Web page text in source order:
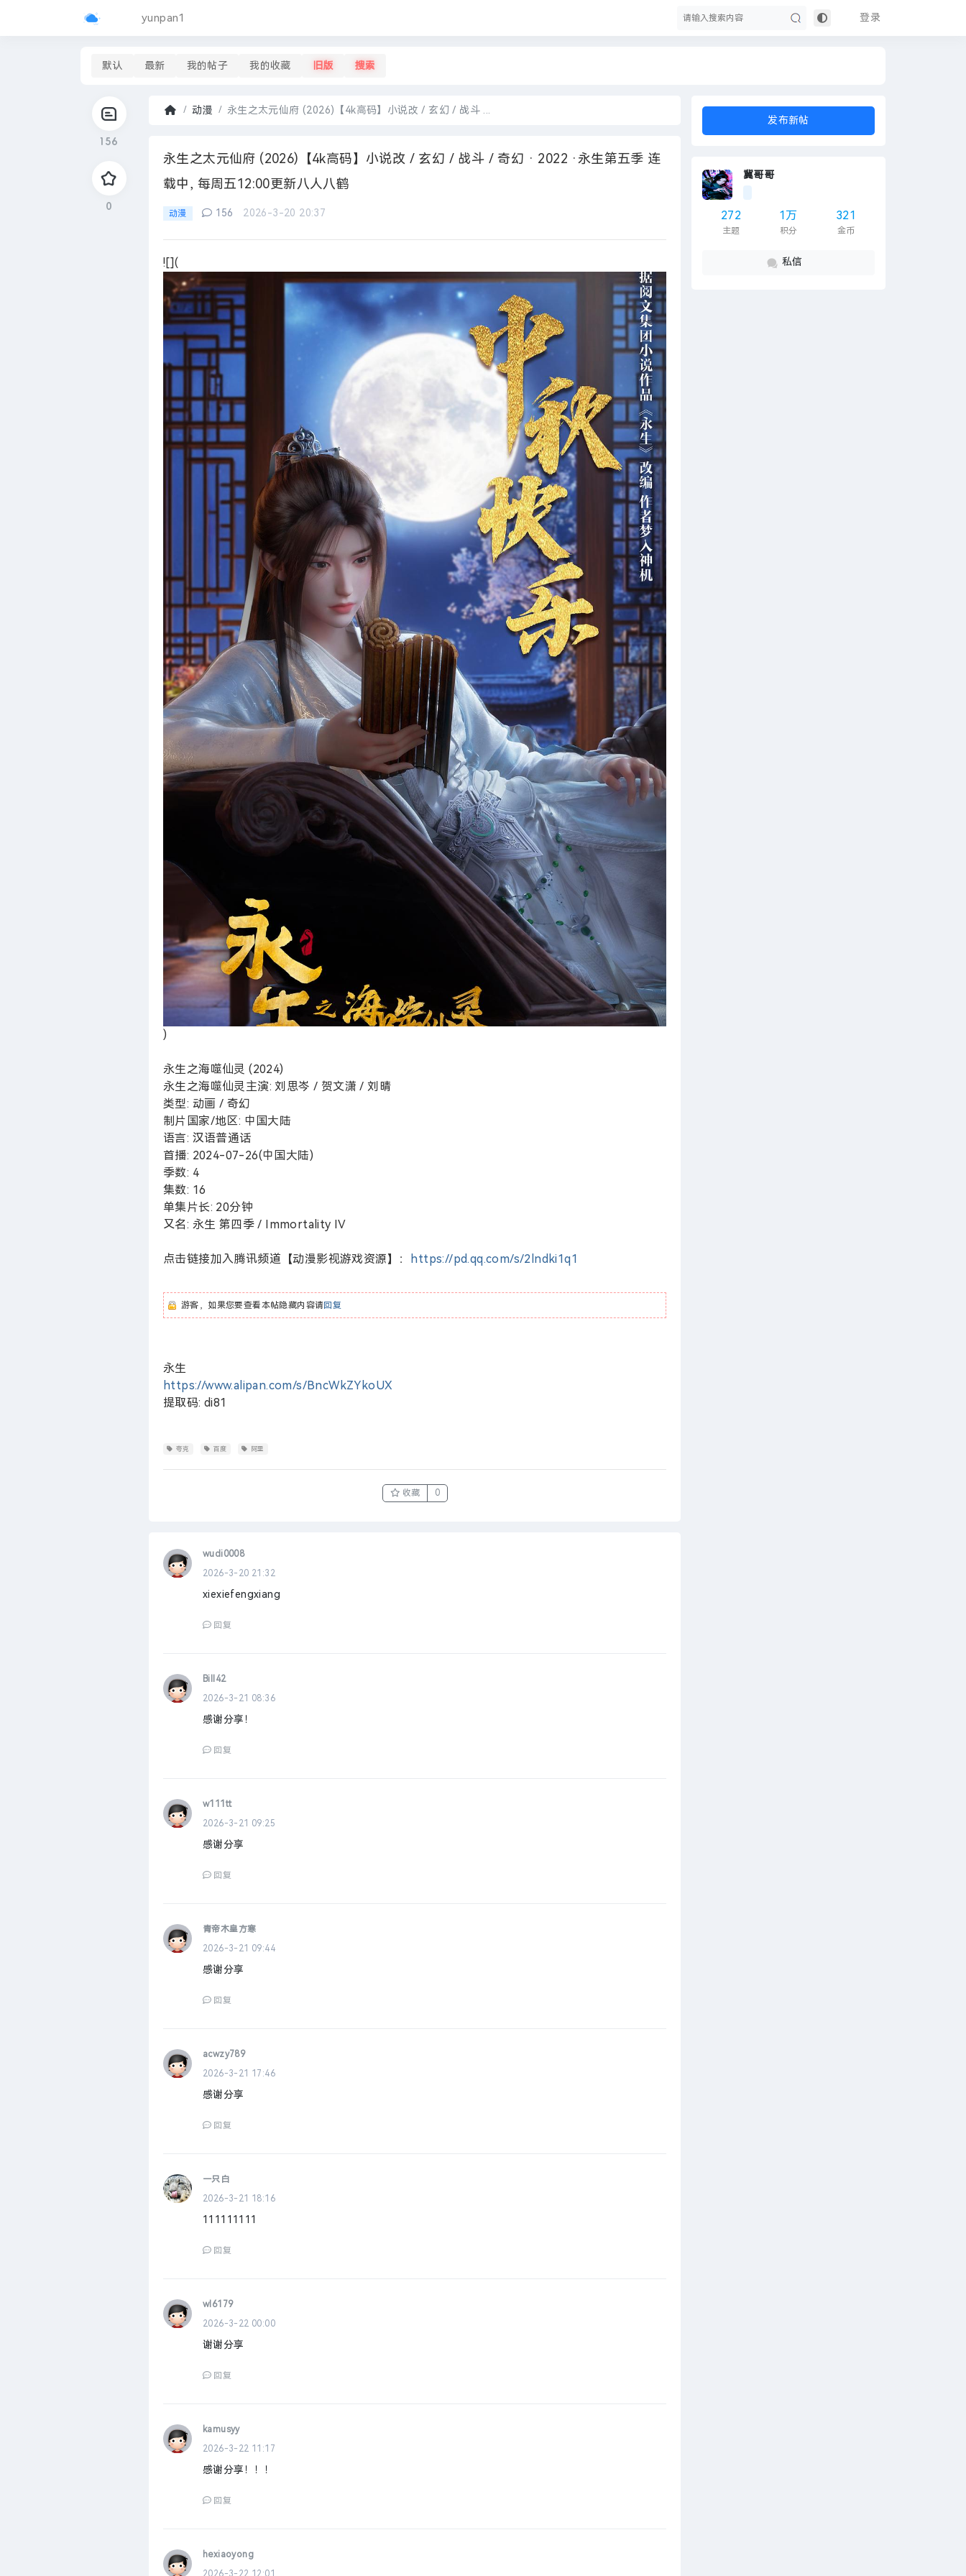
登录
yunpan1
默认 最新 我的帖子 我的收藏 旧版 搜索
156
0
页
动漫
›
永生之太元仙府 (2026)【4k高码】小说改 / 玄幻 / 战斗 ...
永生之太元仙府 (2026)【4k高码】小说改 / 玄幻 / 战斗 / 奇幻 · 2022 ·永生第五季 连
载中, 每周五12:00更新八人八鹤
发布新帖
冀哥哥
272
主题
1万
积分
321
金币
私信
动漫 156 2026-3-20 20:37
![](
)
永生之海噬仙灵 (2024)
永生之海噬仙灵主演: 刘思岑 / 贺文潇 / 刘晴
类型: 动画 / 奇幻
制片国家/地区: 中国大陆
语言: 汉语普通话
首播: 2024-07-26(中国大陆)
季数: 4
集数: 16
单集片长: 20分钟
又名: 永生 第四季 / Immortality IV
点击链接加入腾讯频道【动漫影视游戏资源】： https://pd.qq.com/s/2lndki1q1
游客，如果您要查看本帖隐藏内容请回复
永生
https://www.alipan.com/s/BncWkZYkoUX
提取码: di81
夸克 百度 阿里
收藏 0
wudi0008
2026-3-20 21:32
xiexiefengxiang
回复
Bill42
2026-3-21 08:36
感谢分享！
回复
w111tt
2026-3-21 09:25
感谢分享
回复
青帝木皇方寒
2026-3-21 09:44
感谢分享
回复
acwzy789
2026-3-21 17:46
感谢分享
回复
一只白
2026-3-21 18:16
111111111
回复
wl6179
2026-3-22 00:00
谢谢分享
回复
kamusyy
2026-3-22 11:17
感谢分享！！！
回复
hexiaoyong
2026-3-22 12:01